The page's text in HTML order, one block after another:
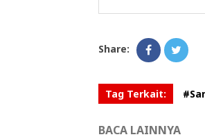
Share:
Tag Terkait:
BACA LAINNYA